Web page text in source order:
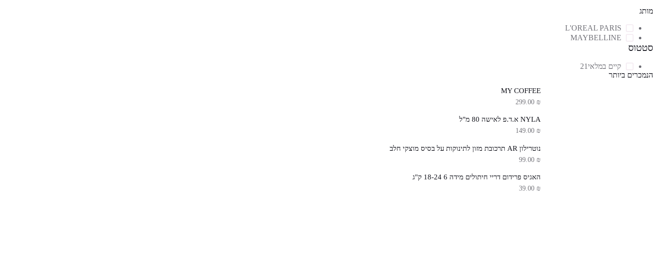
מותג
L'OREAL PARIS
MAYBELLINE
סטטוס
קיים במלאי21
הנמכרים ביותר
MY COFFEE
299.00 ₪
NYLA א.ד.פ לאישה 80 מ"ל
149.00 ₪
נוטרילון AR תרכובת מזון לתינוקות על בסיס מוצקי חלב
99.00 ₪
האגיס פרידום דריי חיתולים מידה 6 18-24 ק"ג
39.00 ₪